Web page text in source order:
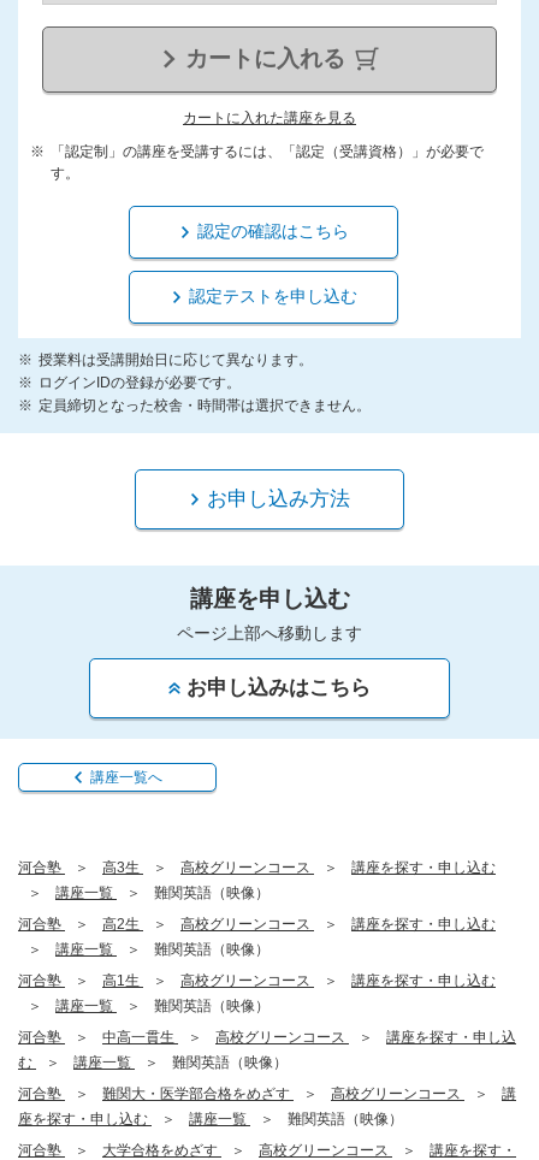
カートに入れる
カートに入れた講座を見る
「認定制」の講座を受講するには、「認定（受講資格）」が必要で
す。
認定の確認はこちら
認定テストを申し込む
授業料は受講開始日に応じて異なります。
ログインIDの登録が必要です。
定員締切となった校舎・時間帯は選択できません。
お申し込み方法
講座を申し込む
ページ上部へ移動します
お申し込みはこちら
講座一覧へ
河合塾 高3生 高校グリーンコース
講座を探す・申し込む
講座一覧
難関英語（映像）
河合塾
高2生 高校グリーンコース
講座を探す・申し込む
講座一覧
難関英語（映像）
河合塾
高1生 高校グリーンコース
講座を探す・申し込む
講座一覧
難関英語（映像）
河合塾
中高一貫生 高校グリーンコース
講座を探す・申し込
む
講座一覧
難関英語（映像）
河合塾
難関大・医学部合格をめざす 高校グリーンコース
講
座を探す・申し込む
講座一覧
難関英語（映像）
河合塾
大学合格をめざす 高校グリーンコース
講座を探す・